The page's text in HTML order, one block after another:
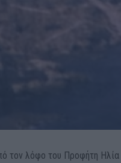
τον λόφο του Προφήτη Ηλία